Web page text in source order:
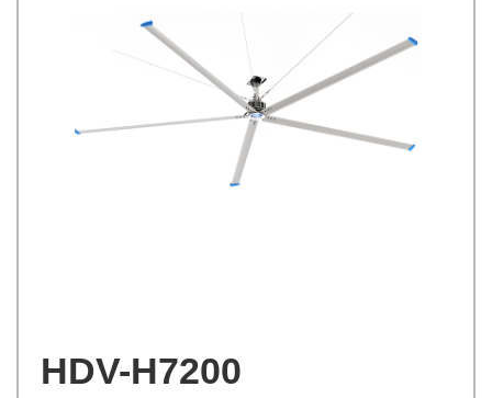
HDV-H7200